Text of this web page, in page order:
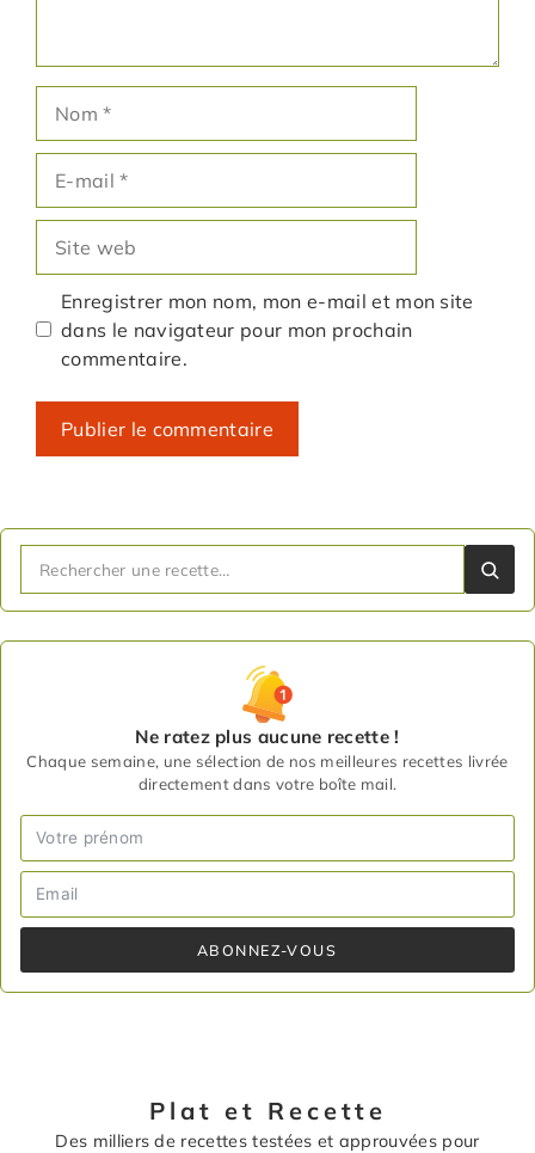
mail
web
Enregistrer mon nom, mon e-mail et mon site
dans le navigateur pour mon prochain
commentaire.
Ne ratez plus aucune recette !
Chaque semaine, une sélection de nos meilleures recettes livrée
directement dans votre boîte mail.
ABONNEZ-VOUS
Plat et Recette
Des milliers de recettes testées et approuvées pour